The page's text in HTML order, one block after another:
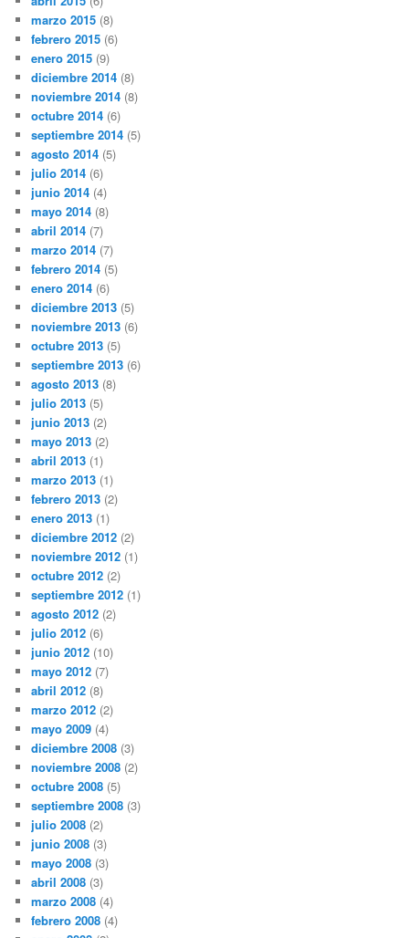
marzo 2015 (8)
febrero 2015 (6)
enero 2015 (9)
diciembre 2014 (8)
noviembre 2014 (8)
octubre 2014 (6)
septiembre 2014 (5)
agosto 2014 (5)
julio 2014 (6)
junio 2014 (4)
mayo 2014 (8)
abril 2014 (7)
marzo 2014 (7)
febrero 2014 (5)
enero 2014 (6)
diciembre 2013 (5)
noviembre 2013 (6)
octubre 2013 (5)
septiembre 2013 (6)
agosto 2013 (8)
julio 2013 (5)
junio 2013 (2)
mayo 2013 (2)
abril 2013 (1)
marzo 2013 (1)
febrero 2013 (2)
enero 2013 (1)
diciembre 2012 (2)
noviembre 2012 (1)
octubre 2012 (2)
septiembre 2012 (1)
agosto 2012 (2)
julio 2012 (6)
junio 2012 (10)
mayo 2012 (7)
abril 2012 (8)
marzo 2012 (2)
mayo 2009 (4)
diciembre 2008 (3)
noviembre 2008 (2)
octubre 2008 (5)
septiembre 2008 (3)
julio 2008 (2)
junio 2008 (3)
mayo 2008 (3)
abril 2008 (3)
marzo 2008 (4)
febrero 2008 (4)